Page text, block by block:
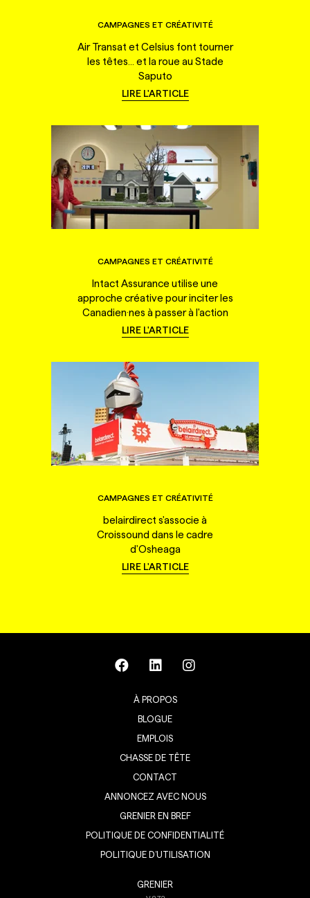
CAMPAGNES ET CRÉATIVITÉ
Air Transat et Celsius font tourner
les têtes... et la roue au Stade
Saputo
LIRE L'ARTICLE
CAMPAGNES ET CRÉATIVITÉ
Intact Assurance utilise une
approche créative pour inciter les
Canadien·nes à passer à l'action
LIRE L'ARTICLE
CAMPAGNES ET CRÉATIVITÉ
belairdirect s'associe à
Croissound dans le cadre
d'Osheaga
LIRE L'ARTICLE
À PROPOS
BLOGUE
EMPLOIS
CHASSE DE TÊTE
CONTACT
ANNONCEZ AVEC NOUS
GRENIER EN BREF
POLITIQUE DE CONFIDENTIALITÉ
POLITIQUE D’UTILISATION
GRENIER